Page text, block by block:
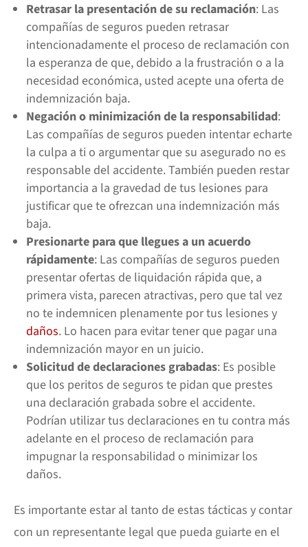
Retrasar la presentación de su reclamación: Las
compañías de seguros pueden retrasar
intencionadamente el proceso de reclamación con
la esperanza de que, debido a la frustración o a la
necesidad económica, usted acepte una oferta de
indemnización baja.
Negación o minimización de la responsabilidad:
Las compañías de seguros pueden intentar echarte
la culpa a ti o argumentar que su asegurado no es
responsable del accidente. También pueden restar
importancia a la gravedad de tus lesiones para
justificar que te ofrezcan una indemnización más
baja.
Presionarte para que llegues a un acuerdo
rápidamente: Las compañías de seguros pueden
presentar ofertas de liquidación rápida que, a
primera vista, parecen atractivas, pero que tal vez
no te indemnicen plenamente por tus lesiones y
daños. Lo hacen para evitar tener que pagar una
indemnización mayor en un juicio.
Solicitud de declaraciones grabadas: Es posible
que los peritos de seguros te pidan que prestes
una declaración grabada sobre el accidente.
Podrían utilizar tus declaraciones en tu contra más
adelante en el proceso de reclamación para
impugnar la responsabilidad o minimizar los
daños.
Es importante estar al tanto de estas tácticas y contar
con un representante legal que pueda guiarte en el